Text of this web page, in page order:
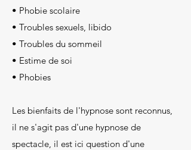
• Phobie scolaire
• Troubles sexuels, libido
• Troubles du sommeil
• Estime de soi
• Phobies
Les bienfaits de l'hypnose sont reconnus,
il ne s'agit pas d'une hypnose de
spectacle, il est ici question d'une